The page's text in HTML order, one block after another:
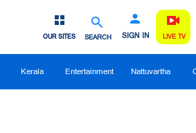
SEARCH SIGN IN
OUR SITES LIVE TV
Kerala Entertainment Nattuvartha